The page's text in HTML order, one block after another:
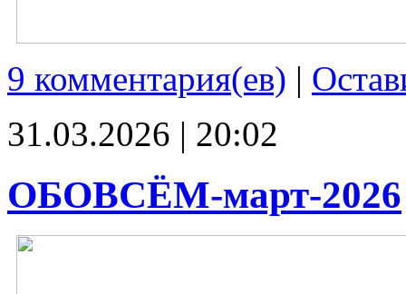
9 комментария(ев) |
31.03.2026 | 20:02
ОБОВСЁМ-март-2026